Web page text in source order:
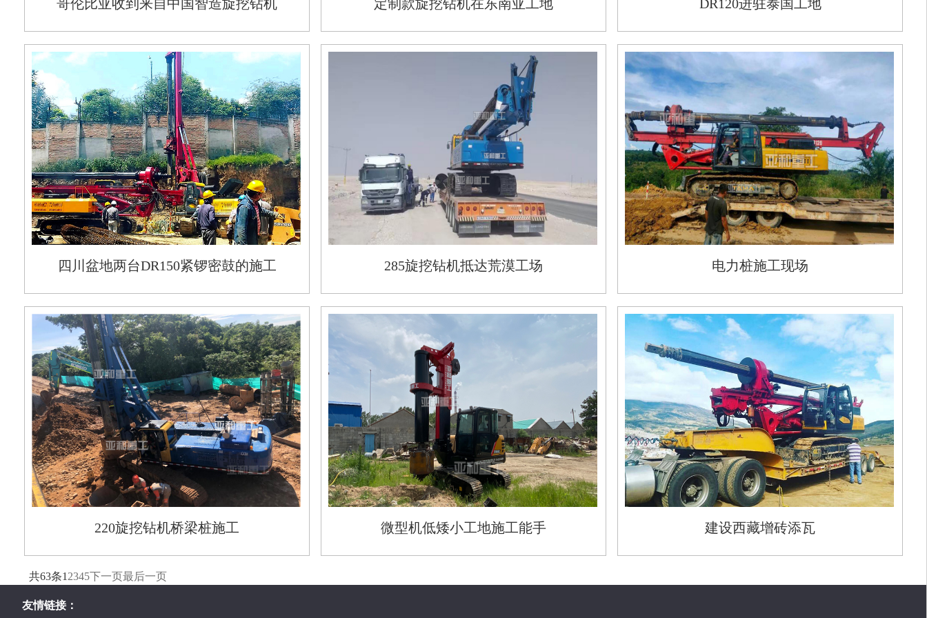
哥伦比亚收到来自中国智造旋挖钻机 定制款旋挖钻机在东南亚工地 DR120进驻泰国工地
四川盆地两台DR150紧锣密鼓的施工 285旋挖钻机抵达荒漠工场 电力桩施工现场
220旋挖钻机桥梁桩施工 微型机低矮小工地施工能手 建设西藏增砖添瓦
共63条1 2345下一页最后一页
友情链接：